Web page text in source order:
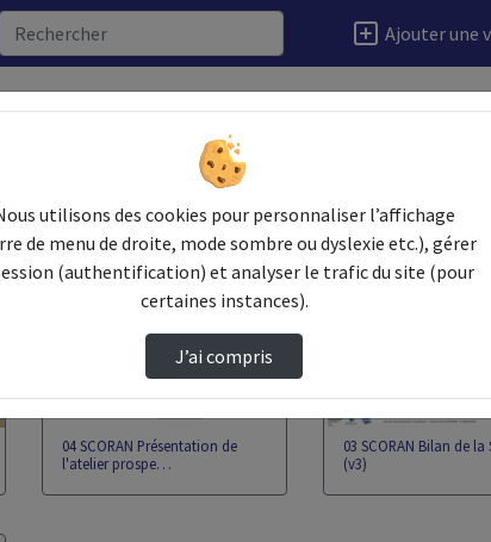
Ajouter une
00:03:38
04 SCORAN Présentation de
l'atelier prospe…
00:23:00
03 SCORAN Bilan de la
(v3)
utilisons des cookies pour personnaliser l’affichage
de menu de droite, mode sombre ou dyslexie etc.), gérer
(authentification) et analyser le trafic du site (pour
certaines instances).
J’ai compris